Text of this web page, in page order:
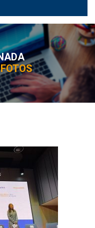
FOTOS